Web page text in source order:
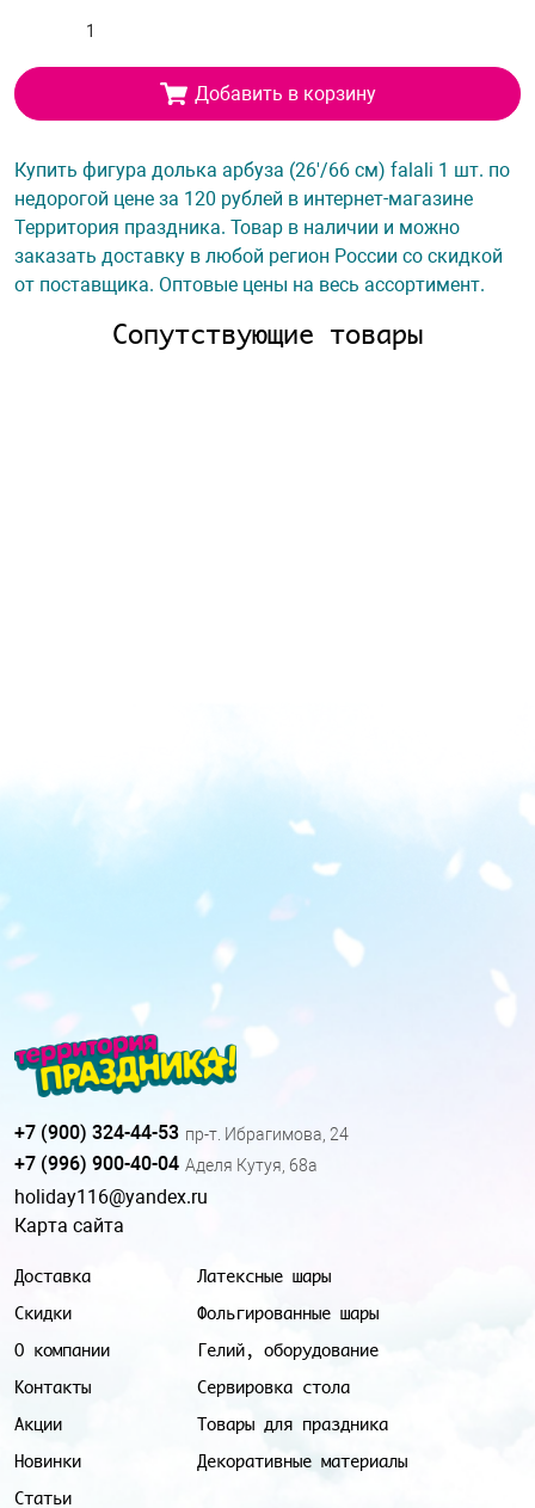
Добавить в корзину
Купить фигура долька арбуза (26'/66 см) falali 1 шт. по
недорогой цене за 120 рублей в интернет-магазине
Территория праздника. Товар в наличии и можно
заказать доставку в любой регион России со скидкой
от поставщика. Оптовые цены на весь ассортимент.
Сопутствующие товары
Доставка
Скидки
О компании
Контакты
Акции
Новинки
Статьи
Латексные шары
Фольгированные шары
Гелий, оборудование
Сервировка стола
Товары для праздника
Декоративные материалы
+7 (900) 324-44-53 пр-т. Ибрагимова, 24
+7 (996) 900-40-04 Аделя Кутуя, 68а
holiday116@yandex.ru
Карта сайта